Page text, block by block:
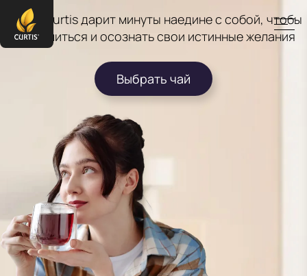
Чашка Curtis дарит минуты наедине с собой, чтобы
замедлиться и осознать свои истинные желания
Выбрать чай